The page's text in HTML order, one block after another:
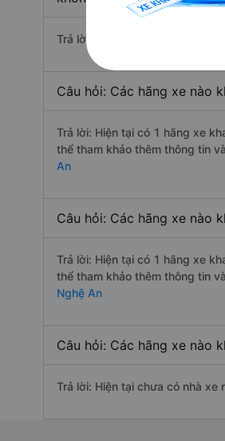
Trả lời: Hiện tại chưa có nhà xe
Câu hỏi: Các hãng xe nào
Trả lời: Hiện tại có 1 hãng xe
thể tham khảo thêm thông tin
An
Câu hỏi: Các hãng xe nào
Trả lời: Hiện tại có 1 hãng xe
thể tham khảo thêm thông tin
Nghệ An
Câu hỏi: Các hãng xe nào
Trả lời: Hiện tại chưa có nhà xe